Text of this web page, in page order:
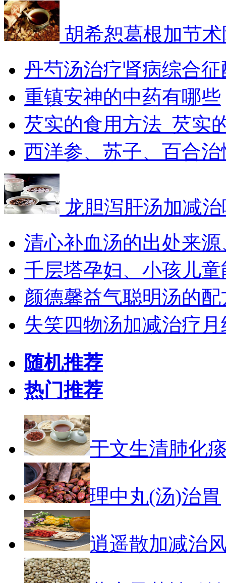
胡希恕葛根加节
丹芍汤治疗肾病综合征
​重镇安神的中药有哪些
芡实的食用方法_芡实
西洋参、苏子、百合治
龙胆泻肝汤加减
清心补血汤的出处来源
千层塔孕妇、小孩儿童
颜德馨益气聪明汤的配
失笑四物汤加减治疗月
随机推荐
热门推荐
于文生清肺化
理中丸(汤)治胃
逍遥散加减治